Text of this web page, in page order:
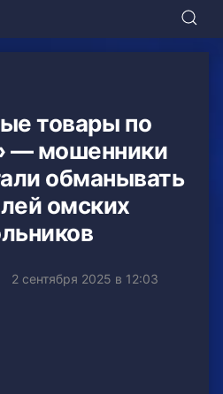
товары по
— мошенники
обманывать
омских
2 сентября 2025 в 12:03